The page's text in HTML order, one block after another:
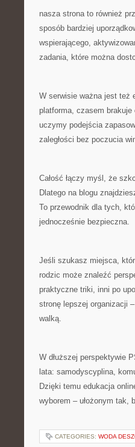
nasza strona to również
sposób bardziej
wspierającego,
zadania, które można
W serwisie ważna jest też
platforma, czasem
uczymy podejścia
zaległości bez poczucia
Całość łączy myśl, że
Dlatego na blogu
To przewodnik dla tych,
jednocześnie bezpieczna.
Jeśli szukasz miejsca,
rodzic może znaleźć
praktyczne triki, inni po
stronę lepszej organizacji
walką.
W dłuższej perspektywie
lata: samodyscyplina,
Dzięki temu edukacja
wyborem – ułożonym tak,
CATEGORIES: WODA